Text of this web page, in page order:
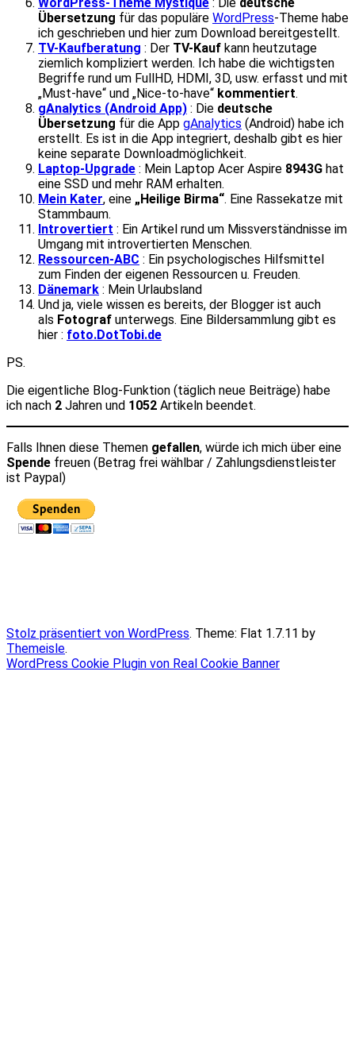
Übersetzung für das populäre WordPress-Theme habe
ich geschrieben und hier zum Download bereitgestellt.
TV-Kaufberatung : Der TV-Kauf kann heutzutage
ziemlich kompliziert werden. Ich habe die wichtigsten
Begriffe rund um FullHD, HDMI, 3D, usw. erfasst und mit
„Must-have“ und „Nice-to-have“ kommentiert.
gAnalytics (Android App) : Die deutsche
Übersetzung für die App gAnalytics (Android) habe ich
erstellt. Es ist in die App integriert, deshalb gibt es hier
keine separate Downloadmöglichkeit.
Laptop-Upgrade : Mein Laptop Acer Aspire 8943G hat
eine SSD und mehr RAM erhalten.
Mein Kater, eine „Heilige Birma“. Eine Rassekatze mit
Stammbaum.
Introvertiert : Ein Artikel rund um Missverständnisse im
Umgang mit introvertierten Menschen.
Ressourcen-ABC : Ein psychologisches Hilfsmittel
zum Finden der eigenen Ressourcen u. Freuden.
Dänemark : Mein Urlaubsland
Und ja, viele wissen es bereits, der Blogger ist auch
als Fotograf unterwegs. Eine Bildersammlung gibt es
hier : foto.DotTobi.de
PS.
Die eigentliche Blog-Funktion (täglich neue Beiträge) habe
ich nach 2 Jahren und 1052 Artikeln beendet.
Falls Ihnen diese Themen gefallen, würde ich mich über eine
Spende freuen (Betrag frei wählbar / Zahlungsdienstleister
ist Paypal)
Stolz präsentiert von WordPress. Theme: Flat 1.7.11 by
Themeisle.
WordPress Cookie Plugin von Real Cookie Banner